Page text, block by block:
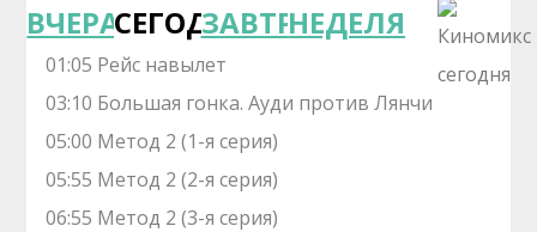
ВЧЕРАСЕГОДНЯЗАВТРАНЕДЕЛЯ
01:05 Рейс навылет
03:10 Большая гонка. Ауди против Лянчи
05:00 Метод 2 (1-я серия)
05:55 Метод 2 (2-я серия)
06:55 Метод 2 (3-я серия)